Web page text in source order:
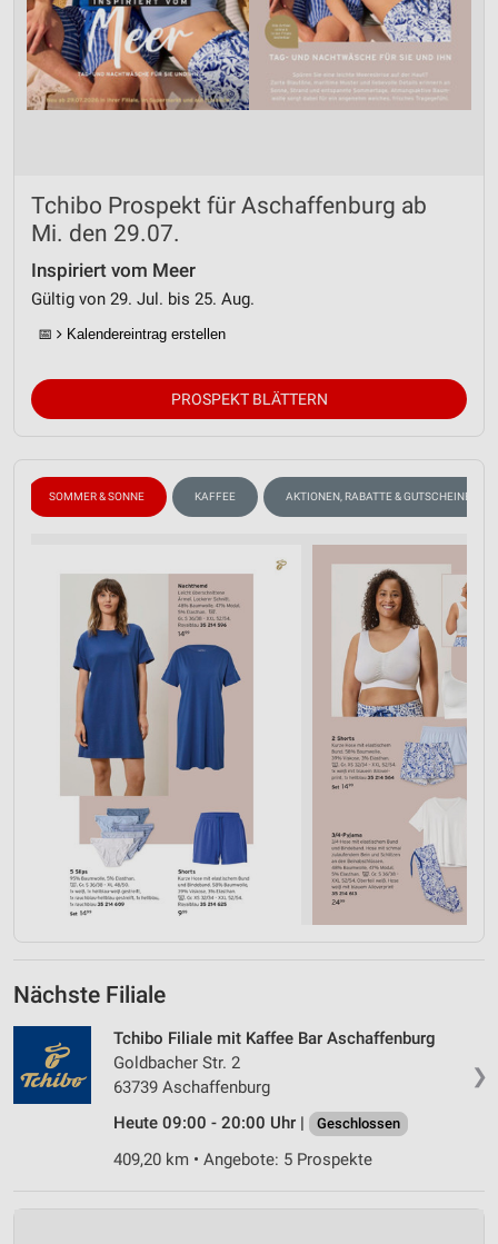
Tchibo Prospekt für Aschaffenburg ab
Mi. den 29.07.
Inspiriert vom Meer
Gültig von 29. Jul. bis 25. Aug.
📅 Kalendereintrag erstellen
PROSPEKT BLÄTTERN
SOMMER & SONNE KAFFEE AKTIONEN, RABATTE & GUTSCHEINE
Nächste Filiale
❯
Tchibo Filiale mit Kaffee Bar Aschaffenburg
Goldbacher Str. 2
63739 Aschaffenburg
Heute 09:00 - 20:00 Uhr |
Geschlossen
409,20 km • Angebote: 5 Prospekte